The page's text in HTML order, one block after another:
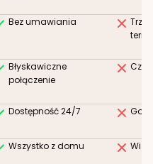
Bez umawiania
Błyskawiczne
połączenie
Dostępność 24/7
Wszystko z domu